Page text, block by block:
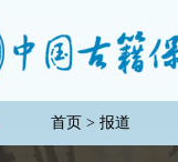
首页 > 报道